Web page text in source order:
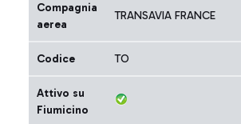
Compagnia
aerea
TRANSAVIA FRANCE
Codice TO
Attivo su
Fiumicino